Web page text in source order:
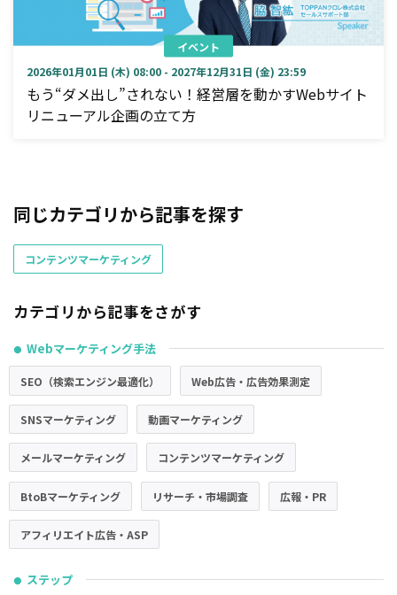
イベント
2026年01月01日 (木) 08:00 - 2027年12月31日 (金) 23:59
もう“ダメ出し”されない！経営層を動かすWebサイト
リニューアル企画の立て方
同じカテゴリから記事を探す
コンテンツマーケティング
カテゴリから記事をさがす
● Webマーケティング手法
SEO（検索エンジン最適化） Web広告・広告効果測定
SNSマーケティング 動画マーケティング
メールマーケティング コンテンツマーケティング
BtoBマーケティング リサーチ・市場調査 広報・PR
アフィリエイト広告・ASP
● ステップ